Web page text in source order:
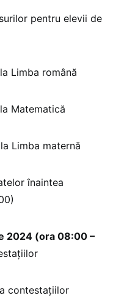
pentru elevii de
Limba română
Matematică
Limba maternă
înaintea
2024 (ora 08:00 –
contestațiilor